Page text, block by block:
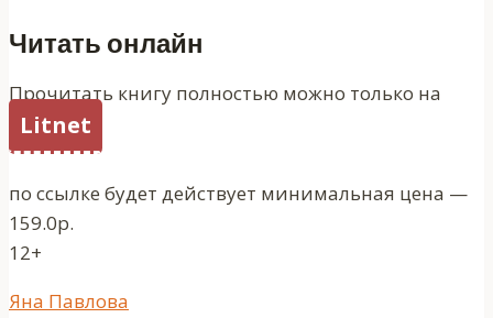
Читать онлайн
Прочитать книгу полностью можно только на
Litnet
по ссылке будет действует минимальная цена —
159.0р.
12+
Метки
Яна Павлова